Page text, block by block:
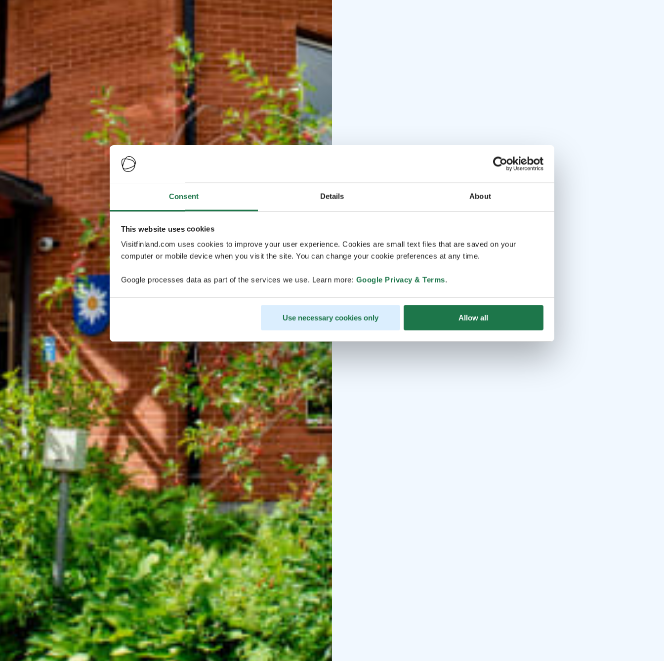
Consent Details About
This website uses cookies
Visitfinland.com uses cookies to improve your user experience. Cookies are small text files that are saved on your
computer or mobile device when you visit the site. You can change your cookie preferences at any time.
Google processes data as part of the services we use. Learn more: Google Privacy & Terms.
Use necessary cookies only Allow all